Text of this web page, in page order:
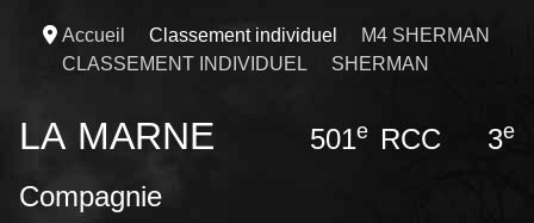
Accueil Classement individuel
M4 SHERMAN
CLASSEMENT INDIVIDUEL
SHERMAN
LA MARNE 501e RCC 3e
Compagnie